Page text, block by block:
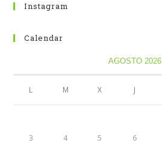
Instagram
Calendar
AGOSTO 2026
L M X J
3 4 5 6